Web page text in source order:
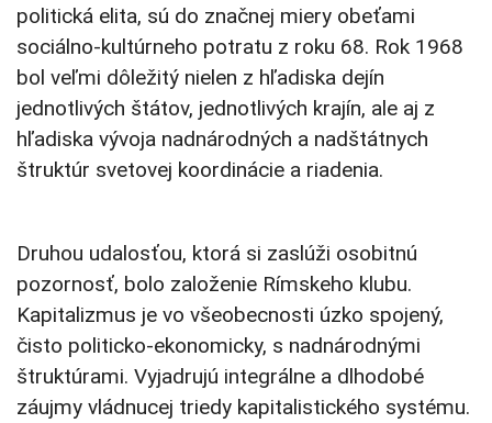
politická elita, sú do značnej miery obeťami
sociálno-kultúrneho potratu z roku 68. Rok 1968
bol veľmi dôležitý nielen z hľadiska dejín
jednotlivých štátov, jednotlivých krajín, ale aj z
hľadiska vývoja nadnárodných a nadštátnych
štruktúr svetovej koordinácie a riadenia.
Druhou udalosťou, ktorá si zaslúži osobitnú
pozornosť, bolo založenie Rímskeho klubu.
Kapitalizmus je vo všeobecnosti úzko spojený,
čisto politicko-ekonomicky, s nadnárodnými
štruktúrami. Vyjadrujú integrálne a dlhodobé
záujmy vládnucej triedy kapitalistického systému.